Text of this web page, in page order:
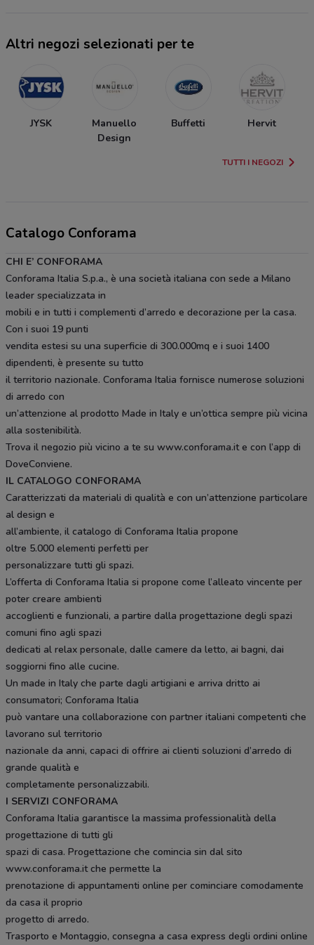
Altri negozi selezionati per te
JYSK
Manuello
Design
Buffetti Hervit
TUTTI I NEGOZI
Catalogo Conforama
CHI E’ CONFORAMA
Conforama Italia S.p.a., è una società italiana con sede a Milano
leader specializzata in
mobili e in tutti i complementi d’arredo e decorazione per la casa.
Con i suoi 19 punti
vendita estesi su una superficie di 300.000mq e i suoi 1400
dipendenti, è presente su tutto
il territorio nazionale. Conforama Italia fornisce numerose soluzioni
di arredo con
un’attenzione al prodotto Made in Italy e un’ottica sempre più vicina
alla sostenibilità.
Trova il negozio più vicino a te su www.conforama.it e con l’app di
DoveConviene.
IL CATALOGO CONFORAMA
Caratterizzati da materiali di qualità e con un’attenzione particolare
al design e
all’ambiente, il catalogo di Conforama Italia propone
oltre 5.000 elementi perfetti per
personalizzare tutti gli spazi.
L’offerta di Conforama Italia si propone come l’alleato vincente per
poter creare ambienti
accoglienti e funzionali, a partire dalla progettazione degli spazi
comuni fino agli spazi
dedicati al relax personale, dalle camere da letto, ai bagni, dai
soggiorni fino alle cucine.
Un made in Italy che parte dagli artigiani e arriva dritto ai
consumatori; Conforama Italia
può vantare una collaborazione con partner italiani competenti che
lavorano sul territorio
nazionale da anni, capaci di offrire ai clienti soluzioni d’arredo di
grande qualità e
completamente personalizzabili.
I SERVIZI CONFORAMA
Conforama Italia garantisce la massima professionalità della
progettazione di tutti gli
spazi di casa. Progettazione che comincia sin dal sito
www.conforama.it che permette la
prenotazione di appuntamenti online per cominciare comodamente
da casa il proprio
progetto di arredo.
Trasporto e Montaggio, consegna a casa express degli ordini online